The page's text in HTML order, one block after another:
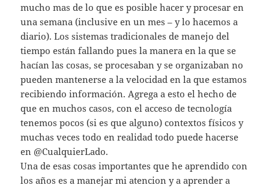
mucho mas de lo que es posible hacer y procesar en
una semana (inclusive en un mes – y lo hacemos a
diario). Los sistemas tradicionales de manejo del
tiempo están fallando pues la manera en la que se
hacían las cosas, se procesaban y se organizaban no
pueden mantenerse a la velocidad en la que estamos
recibiendo información. Agrega a esto el hecho de
que en muchos casos, con el acceso de tecnología
tenemos pocos (si es que alguno) contextos físicos y
muchas veces todo en realidad todo puede hacerse
en @CualquierLado.
Una de esas cosas importantes que he aprendido con
los años es a manejar mi atencion y a aprender a